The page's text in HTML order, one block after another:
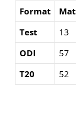
Format Mat
Test
13
ODI
57
T20
52